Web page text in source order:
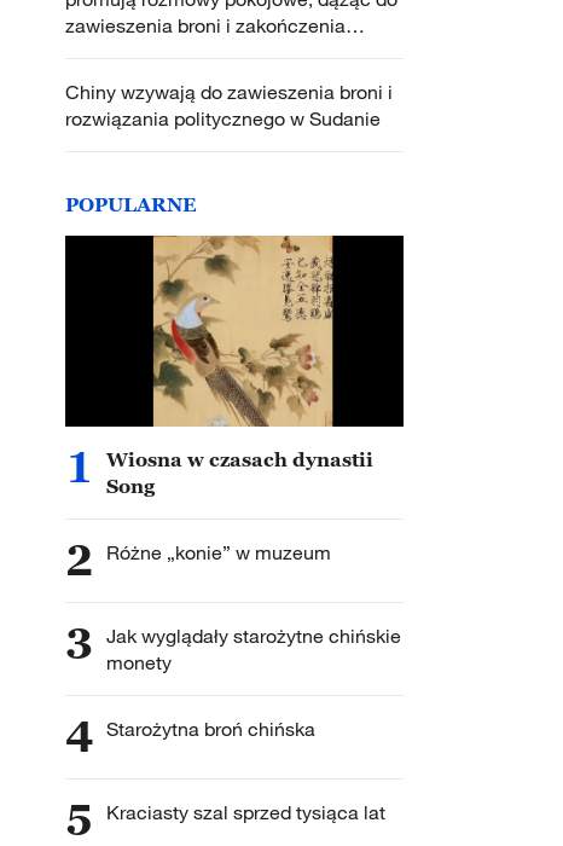
zawieszenia broni i zakończenia
konfliktu między Kambodżą a Tajlandią
Chiny wzywają do zawieszenia broni i
rozwiązania politycznego w Sudanie
POPULARNE
1
Wiosna w czasach dynastii
Song
2 Różne „konie” w muzeum
3 Jak wyglądały starożytne chińskie
monety
4 Starożytna broń chińska
5 Kraciasty szal sprzed tysiąca lat